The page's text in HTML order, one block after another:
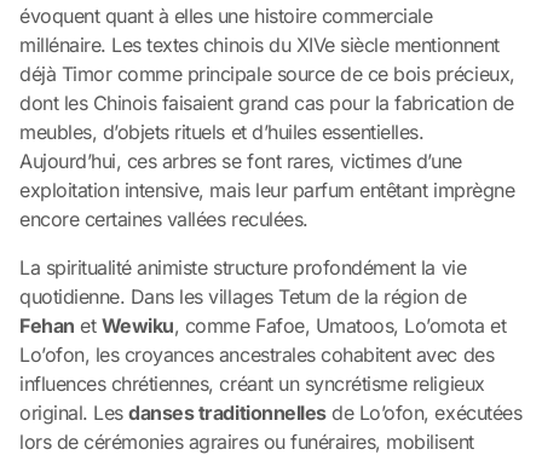
évoquent quant à elles une histoire commerciale
millénaire. Les textes chinois du XIVe siècle mentionnent
déjà Timor comme principale source de ce bois précieux,
dont les Chinois faisaient grand cas pour la fabrication de
meubles, d’objets rituels et d’huiles essentielles.
Aujourd’hui, ces arbres se font rares, victimes d’une
exploitation intensive, mais leur parfum entêtant imprègne
encore certaines vallées reculées.
La spiritualité animiste structure profondément la vie
quotidienne. Dans les villages Tetum de la région de
Fehan et Wewiku, comme Fafoe, Umatoos, Lo’omota et
Lo’ofon, les croyances ancestrales cohabitent avec des
influences chrétiennes, créant un syncrétisme religieux
original. Lesdanses traditionnellesde Lo’ofon, exécutées
lors de cérémonies agraires ou funéraires, mobilisent